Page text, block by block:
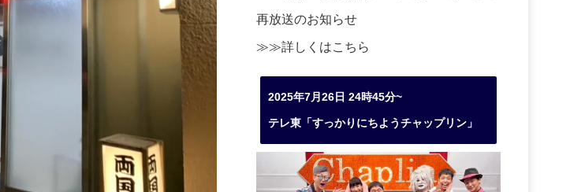
再放送のお知らせ
≫≫詳しくはこちら
2025年7月26日 24時45分~
テレ東「すっかりにちようチャップリン」